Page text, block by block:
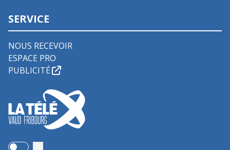
SERVICE
NOUS RECEVOIR
ESPACE PRO
PUBLICITÉ